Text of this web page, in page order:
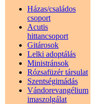
Házas/családos
csoport
Acutis
hittancsoport
Gitárosok
Lelki adoptálás
Ministránsok
Rózsafüzér társulat
Szentségimádás
Vándorevangélium
imaszolgálat